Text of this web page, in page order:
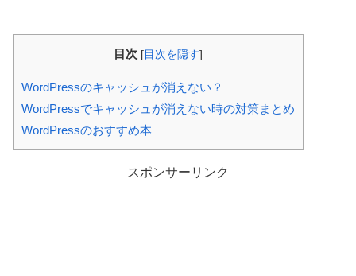
目次 [ 目次を隠す]
WordPressのキャッシュが消えない？
WordPressでキャッシュが消えない時の対策まとめ
WordPressのおすすめ本
スポンサーリンク